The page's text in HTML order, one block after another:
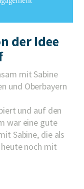
der Idee
mit Sabine
und Oberbayern
und auf den
war eine gute
Sabine, die als
noch mit